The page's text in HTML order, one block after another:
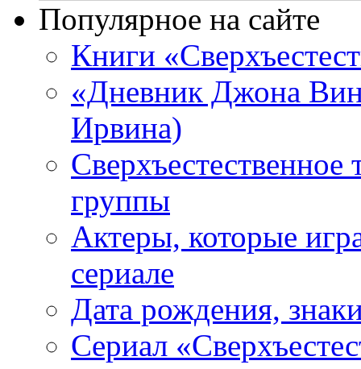
Популярное на сайте
Книги
«Дневник Джона
Ирвина)
Сверхъестественное
группы
Актеры, которые
сериале
Дата рождения,
Сериал